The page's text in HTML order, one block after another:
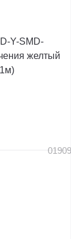
Y-SMD-
желтый